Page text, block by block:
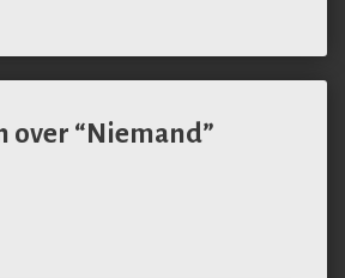
over “Niemand”